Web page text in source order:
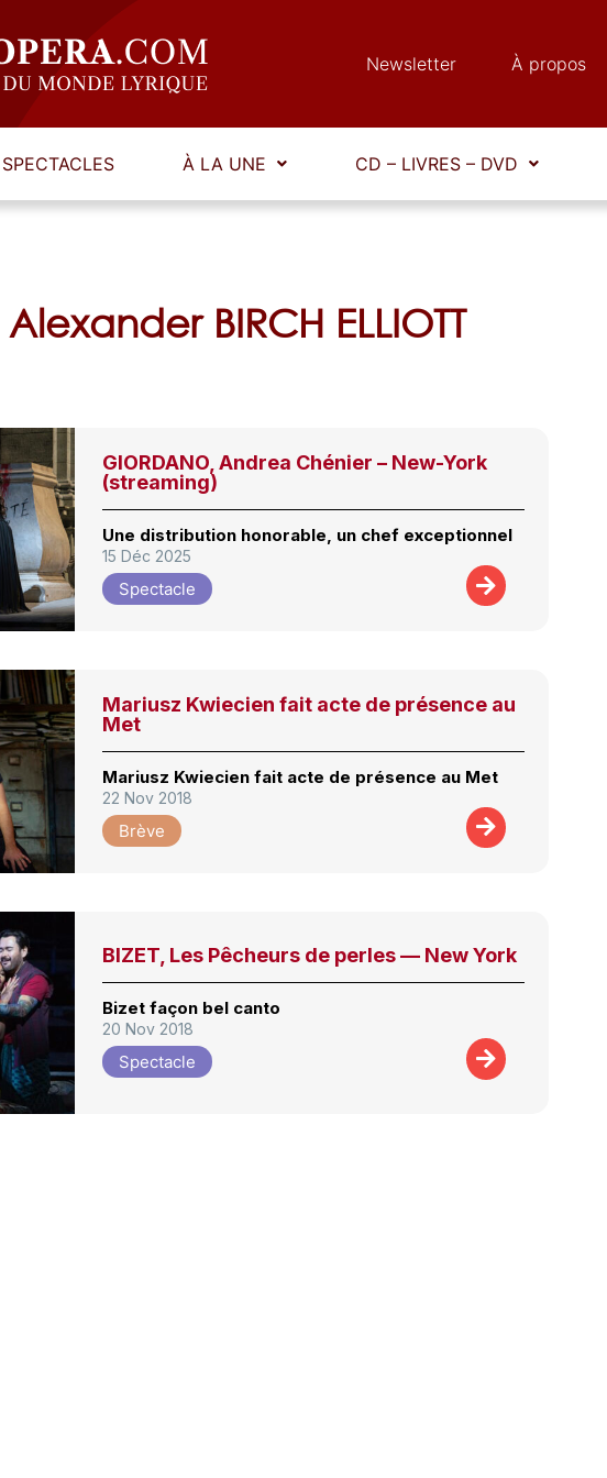
Newsletter À propos
SPECTACLES À LA UNE CD – LIVRES – DVD
BIRCH ELLIOTT
GIORDANO, Andrea Chénier – New-York
(streaming)
Une distribution honorable, un chef exceptionnel
15 Déc 2025
Spectacle
Mariusz Kwiecien fait acte de présence au
Met
Mariusz Kwiecien fait acte de présence au Met
22 Nov 2018
Brève
BIZET, Les Pêcheurs de perles — New York
Bizet façon bel canto
20 Nov 2018
Spectacle